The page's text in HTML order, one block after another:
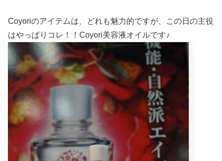
Coyoriのアイテムは、どれも魅力的ですが、この日の主役
はやっぱりコレ！！Coyori美容液オイルです♪